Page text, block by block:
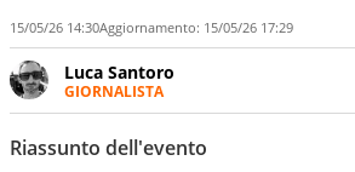
15/05/26 14:30Aggiornamento: 15/05/26 17:29
Luca Santoro
GIORNALISTA
Esperto di Motorsport ma, più in
di tutto ciò che sia Sport, anche
meglio di sé quando la strada fa
Riassunto dell'evento